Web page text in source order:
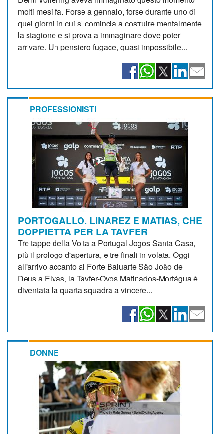
molti mesi fa. Forse a gennaio, forse durante uno di
quei giorni in cui si comincia a costruire mentalmente
la stagione e si prova a immaginare dove poter
arrivare. Un pensiero fugace, quasi impossibile...
PROFESSIONISTI
PORTOGALLO. LINAREZ E MATIAS, CHE
DOPPIETTA PER LA TAVFER
Tre tappe della Volta a Portugal Jogos Santa Casa,
più il prologo d'apertura, e tre finali in volata. Oggi
all'arrivo accanto al Forte Baluarte São João de
Deus a Elvas, la Tavfer-Ovos Matinados-Mortágua è
diventata la quarta squadra a vincere...
DONNE